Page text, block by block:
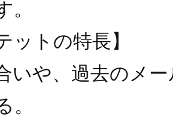
。
ットの特長】
いや、過去のメ
。